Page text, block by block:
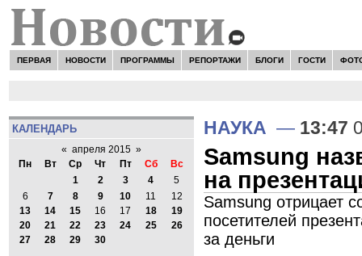
ПЕРВАЯ НОВОСТИ ПРОГРАММЫ РЕПОРТАЖИ БЛОГИ ГОСТИ
КАЛЕНДАРЬ
« апреля 2015 »
Пн
Вт Ср Чт Пт Сб
Вс
1
2 3 4
5
6
7 8 9 10 11
12
13
14 15 16 17 18
19
20
21 22 23 24 25
26
27
28 29 30
НАУКА — 13:47
Samsung
на
Samsung отрицает
посетителей
за деньги